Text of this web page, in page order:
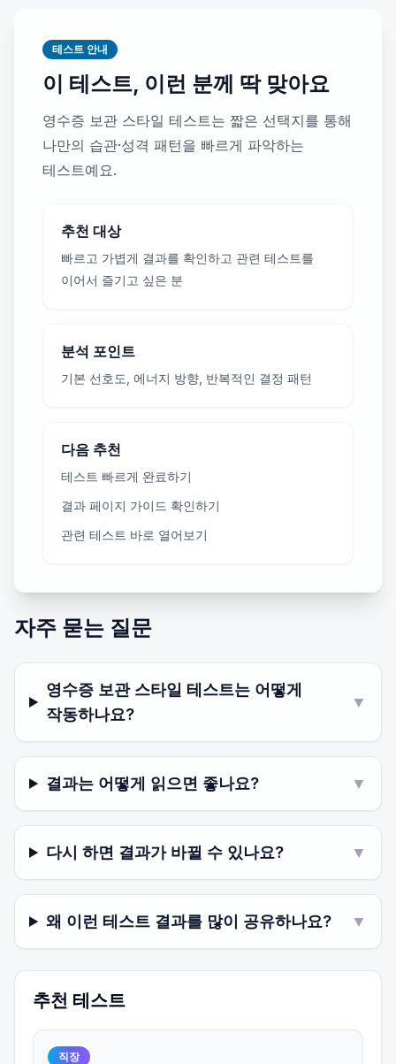
테스트 안내
이 테스트, 이런 분께 딱 맞아요
영수증 보관 스타일 테스트는 짧은 선택지를 통해
나만의 습관·성격 패턴을 빠르게 파악하는
테스트예요.
추천 대상
빠르고 가볍게 결과를 확인하고 관련 테스트를
이어서 즐기고 싶은 분
분석 포인트
기본 선호도, 에너지 방향, 반복적인 결정 패턴
다음 추천
테스트 빠르게 완료하기
결과 페이지 가이드 확인하기
관련 테스트 바로 열어보기
자주 묻는 질문
영수증 보관 스타일 테스트는 어떻게
작동하나요?
▼
결과는 어떻게 읽으면 좋나요? ▼
다시 하면 결과가 바뀔 수 있나요? ▼
왜 이런 테스트 결과를 많이 공유하나요? ▼
추천 테스트
직장